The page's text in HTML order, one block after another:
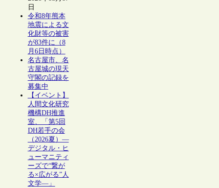
日
令和8年熊本
地震による文
化財等の被害
が83件に（8
月6日時点）
名古屋市、名
古屋城の現天
守閣の記録を
募集中
【イベント】
人間文化研究
機構DH推進
室、「第5回
DH若手の会
（2026夏）―
デジタル・ヒ
ューマニティ
ーズで“繋が
る×広がる”人
文学―」